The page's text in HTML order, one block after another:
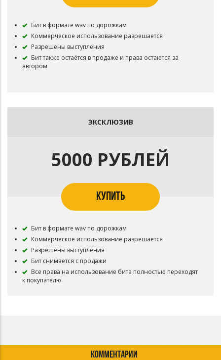
Бит в формате wav по дорожкам
Коммерческое использование разрешается
Разрешены выступления
Бит также остаётся в продаже и права остаются за
автором
ЭКСКЛЮЗИВ
5000 РУБЛЕЙ
КУПИТЬ
Бит в формате wav по дорожкам
Коммерческое использование разрешается
Разрешены выступления
Бит снимается с продажи
Все права на использование бита полностью переходят
к покупателю
КОММЕНТАРИИ